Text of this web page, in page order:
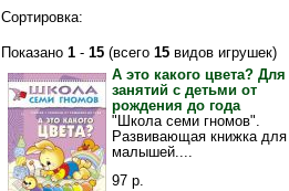
Сортировка:
Показано 1 - 15 (всего 15 видов игрушек)
А это какого цвета? Для
занятий с детьми от
рождения до года
"Школа семи гномов".
Развивающая книжка для
малышей....
97 р.